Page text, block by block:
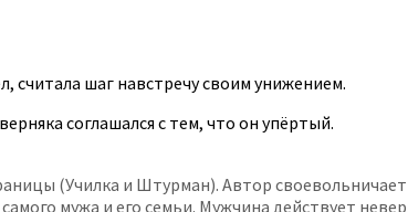
считала шаг навстречу своим унижением.
соглашался с тем, что он упёртый.
(Училка и Штурман). Автор
мужа и его семьи. Мужчина действует